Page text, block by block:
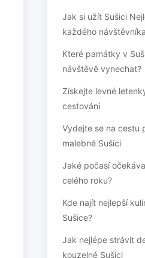
Jak si užít Sušici
každého návštěvníka
Které památky v
návštěvě vynechat?
Získejte levné
cestování
Vydejte se na cestu
malebné Sušici
Jaké počasí
celého roku?
Kde najít nejlepší
Sušice?
Jak nejlépe strávit
kouzelné Sušici